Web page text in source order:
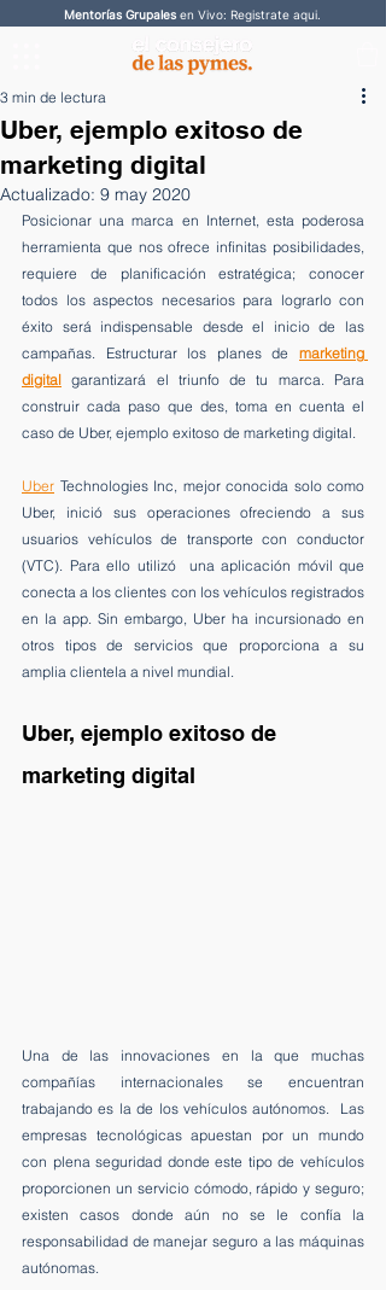
Mentorías Grupales en Vivo: Registrate aqui.
Uber, ejemplo exitoso de
marketing digital
3 min de lectura
Actualizado: 9 may 2020
Posicionar una marca en Internet, esta poderosa
herramienta que nos ofrece infinitas posibilidades,
requiere de planificación estratégica; conocer
todos los aspectos necesarios para lograrlo con
éxito será indispensable desde el inicio de las
campañas. Estructurar los planes de marketing
digital garantizará el triunfo de tu marca. Para
construir cada paso que des, toma en cuenta el
caso de Uber, ejemplo exitoso de marketing digital.
Uber Technologies Inc, mejor conocida solo como
Uber, inició sus operaciones ofreciendo a sus
usuarios vehículos de transporte con conductor
(VTC). Para ello utilizó  una aplicación móvil que
conecta a los clientes con los vehículos registrados
en la app. Sin embargo, Uber ha incursionado en
otros tipos de servicios que proporciona a su
amplia clientela a nivel mundial.
Uber, ejemplo exitoso de
marketing digital
Una de las innovaciones en la que muchas
compañías internacionales se encuentran
trabajando es la de los vehículos autónomos.  Las
empresas tecnológicas apuestan por un mundo
con plena seguridad donde este tipo de vehículos
proporcionen un servicio cómodo, rápido y seguro;
existen casos donde aún no se le confía la
responsabilidad de manejar seguro a las máquinas
autónomas.